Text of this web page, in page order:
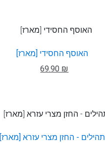
האוסף החסידי [מארז]
69.90 ₪
תהילים - החזן מצרי עזרא [מארז]